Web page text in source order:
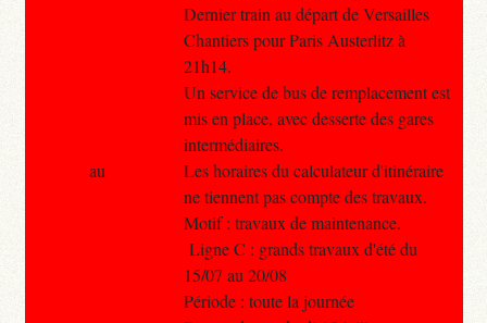
Dernier train au départ de Versailles
Chantiers pour Paris Austerlitz à
21h14.
Un service de bus de remplacement est
mis en place, avec desserte des gares
intermédiaires.
Les horaires du calculateur d'itinéraire
ne tiennent pas compte des travaux.
Motif : travaux de maintenance.
Ligne C : grands travaux d'été du
15/07 au 20/08
Période : toute la journée
au